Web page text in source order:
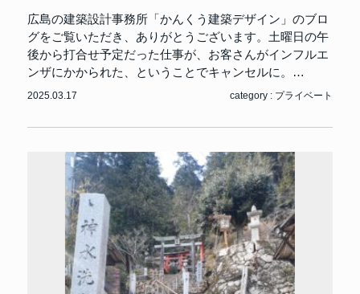
広島の建築設計事務所「かんくう建築デザイン」のブロ
グをご覧いただき、ありがとうございます。土曜日の午
後から打合せ予定だった仕事が、お客さんがインフルエ
ンザにかかられた、ということでキャンセルに。…
2025.03.17 category : プライベート